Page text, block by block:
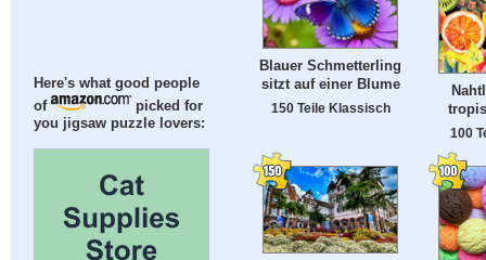
Here's what good people
of
picked for
you jigsaw puzzle lovers:
Blauer Schmetterling
sitzt auf einer Blume
150 Teile Klassisch
100